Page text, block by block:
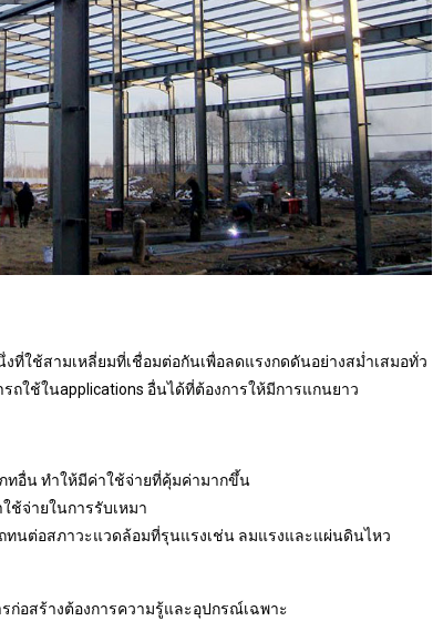
ที่ใช้สามเหลี่ยมที่เชื่อมต่อกันเพื่อลดแรงกดดันอย่างสม่ำเสมอทั่ว
ใช้ในapplications อื่นได้ที่ต้องการให้มีการแกนยาว
ทอื่น ทำให้มีค่าใช้จ่ายที่คุ้มค่ามากขึ้น
ช้จ่ายในการรับเหมา
นต่อสภาวะแวดล้อมที่รุนแรงเช่น ลมแรงและแผ่นดินไหว
อสร้างต้องการความรู้และอุปกรณ์เฉพาะ